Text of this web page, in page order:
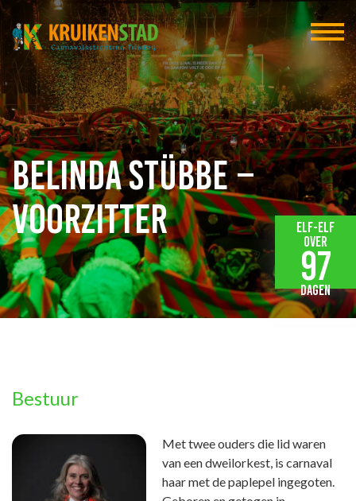
Belinda Stübbe –
Voorzitter
Bestuur
Met twee ouders die lid waren
van een dweilorkest, is carnaval
haar met de paplepel ingegoten.
Elf-elf
over
97
dagen